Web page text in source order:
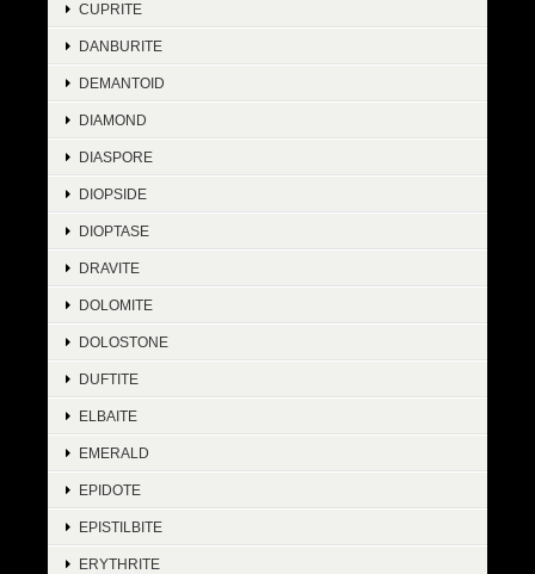
CUPRITE
DANBURITE
DEMANTOID
DIAMOND
DIASPORE
DIOPSIDE
DIOPTASE
DRAVITE
DOLOMITE
DOLOSTONE
DUFTITE
ELBAITE
EMERALD
EPIDOTE
EPISTILBITE
ERYTHRITE